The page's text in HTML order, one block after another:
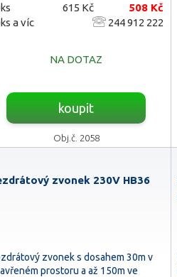
615 Kč
508 Kč
a víc
244 912 222
NA DOTAZ
koupit
Obj.č. 2058
zvonek 230V HB36
zvonek s dosahem 30m v
prostoru a až 150m ve